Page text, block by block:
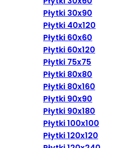
Płytki 30x90
Płytki 40x120
Płytki 60x60
Płytki 60x120
Płytki 75x75
Płytki 80x80
Płytki 80x160
Płytki 90x90
Płytki 90x180
Płytki 100x100
Płytki 120x120